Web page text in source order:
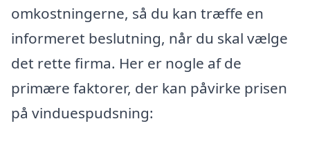
omkostningerne, så du kan træffe en
informeret beslutning, når du skal vælge
det rette firma. Her er nogle af de
primære faktorer, der kan påvirke prisen
på vinduespudsning: